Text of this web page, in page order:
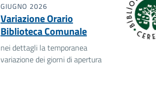
GIUGNO 2026
Variazione Orario
Biblioteca Comunale
nei dettagli la temporanea
variazione dei giorni di apertura